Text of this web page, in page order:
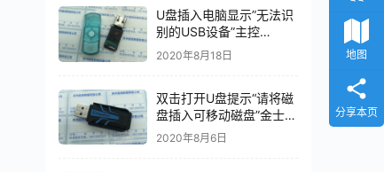
U盘插入电脑显示”无法识
别的USB设备”主控
AU6985HL数据恢复成功
2020年8月18日
双击打开U盘提示“请将磁
盘插入可移动磁盘”金士顿
DTR30G2主控型号
2020年8月6日
地图
分享本页